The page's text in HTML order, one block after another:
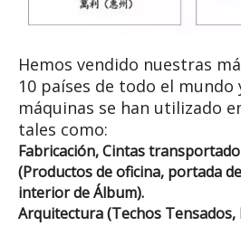
Hemos vendido nuestras
10 países de todo el mundo
máquinas se han utilizado
tales como:
Fabricación, Cintas
(Productos de oficina, portada
interior de Álbum).
Arquitectura (Techos